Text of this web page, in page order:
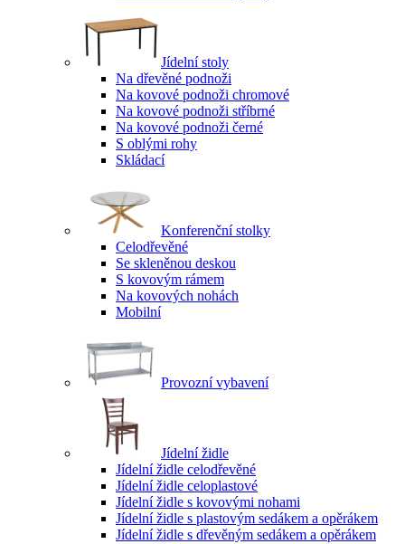
Jídelní stoly
Na dřevěné podnoži
Na kovové podnoži chromové
Na kovové podnoži stříbrné
Na kovové podnoži černé
S oblými rohy
Skládací
Konferenční stolky
Celodřevěné
Se skleněnou deskou
S kovovým rámem
Na kovových nohách
Mobilní
Provozní vybavení
Jídelní židle
Jídelní židle celodřevěné
Jídelní židle celoplastové
Jídelní židle s kovovými nohami
Jídelní židle s plastovým sedákem a opěrákem
Jídelní židle s dřevěným sedákem a opěrákem